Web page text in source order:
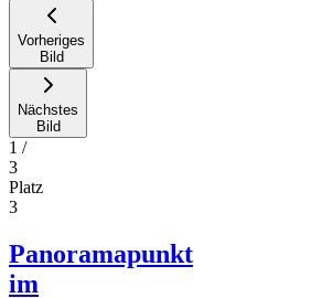
Vorheriges
Bild
Nächstes
Bild
1 /
3
Platz
3
Panoramapunkt
im